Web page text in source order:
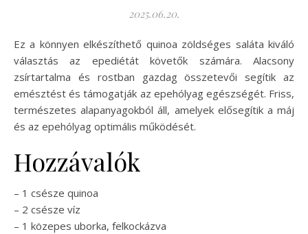
2025.06.20.
Ez a könnyen elkészíthető quinoa zöldséges saláta kiváló
választás az epediétát követők számára. Alacsony
zsírtartalma és rostban gazdag összetevői segítik az
emésztést és támogatják az epehólyag egészségét. Friss,
természetes alapanyagokból áll, amelyek elősegítik a máj
és az epehólyag optimális működését.
Hozzávalók
– 1 csésze quinoa
– 2 csésze víz
– 1 közepes uborka, felkockázva